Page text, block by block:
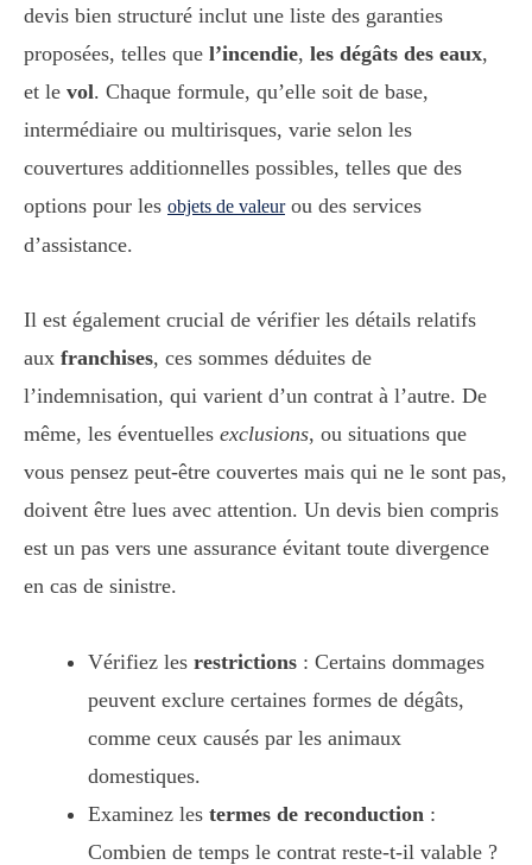
devis bien structuré inclut une liste des garanties
proposées, telles que l’incendie, les dégâts des eaux,
et le vol. Chaque formule, qu’elle soit de base,
intermédiaire ou multirisques, varie selon les
couvertures additionnelles possibles, telles que des
options pour les objets de valeurou des services
d’assistance.
Il est également crucial de vérifier les détails relatifs
aux franchises, ces sommes déduites de
l’indemnisation, qui varient d’un contrat à l’autre. De
même, les éventuelles exclusions, ou situations que
vous pensez peut-être couvertes mais qui ne le sont pas,
doivent être lues avec attention. Un devis bien compris
est un pas vers une assurance évitant toute divergence
en cas de sinistre.
Vérifiez les restrictions : Certains dommages
peuvent exclure certaines formes de dégâts,
comme ceux causés par les animaux
domestiques.
Examinez les termes de reconduction :
Combien de temps le contrat reste-t-il valable ?